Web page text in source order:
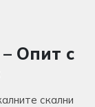
Опит с
скални